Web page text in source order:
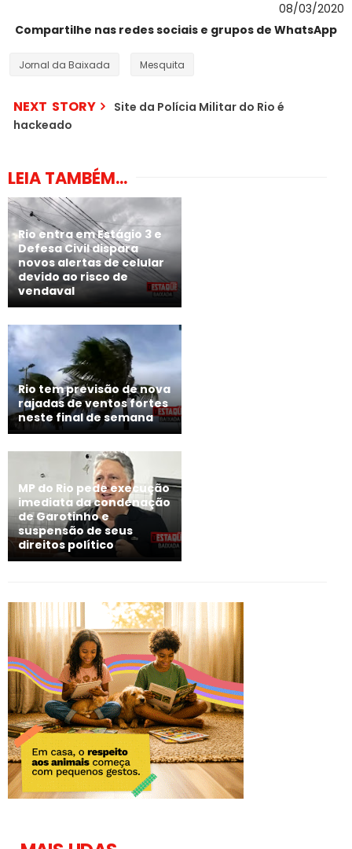
08/03/2020
Compartilhe nas redes sociais e grupos de WhatsApp
Jornal da Baixada Mesquita
NEXT STORY
Site da Polícia Militar do Rio é
hackeado
LEIA TAMBÉM...
Rio entra em Estágio 3 e
Defesa Civil dispara
novos alertas de celular
devido ao risco de
vendaval
Rio tem previsão de nova
rajadas de ventos fortes
neste final de semana
MP do Rio pede execução
imediata da condenação
de Garotinho e
suspensão de seus
direitos político